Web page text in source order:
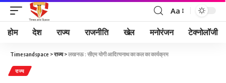
Aa
होम देश राज्य राजनीति खेल मनोरंजन टेक्नोलॉजी
Timesandspace >राज्य>लखनऊ : सीएम योगी आदित्यनाथ का कल का कार्यक्रम
राज्य